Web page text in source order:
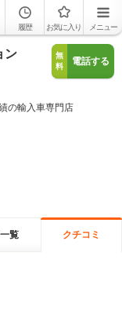
履歴 お気に入り メニュー
ン
無
料
電話する
の輸入車専門店
覧 クチコミ